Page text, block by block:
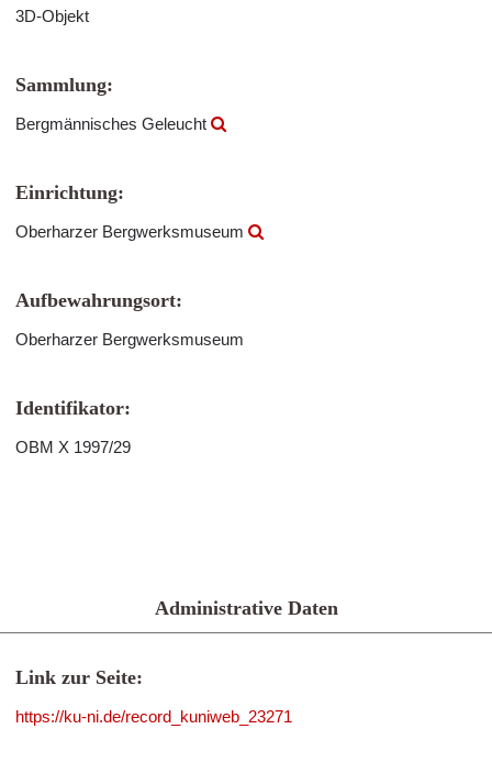
3D-Objekt
Sammlung:
Bergmännisches Geleucht
Einrichtung:
Oberharzer Bergwerksmuseum
Aufbewahrungsort:
Oberharzer Bergwerksmuseum
Identifikator:
OBM X 1997/29
Administrative Daten
Link zur Seite:
https://ku-ni.de/record_kuniweb_23271